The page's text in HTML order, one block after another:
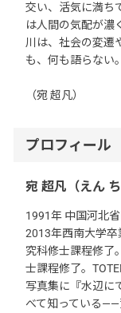
交い、活気に満ち
は人間の気配が濃
川は、社会の変遷
も、何も語らない
（宛 超凡）
プロフィール
宛 超凡（えん ち
1991年 中国河北
2013年西南大学
究科修士課程修了
士課程修了。
写真集に『水辺に
べて知っている——